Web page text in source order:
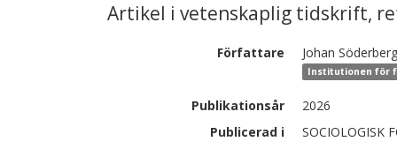
Artikel i vetenskaplig tidskrift,
Författare Johan Söderberg
Institutionen för
Publikationsår
2026
Publicerad i
SOCIOLOGISK